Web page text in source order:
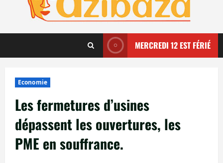
MERCREDI 12 EST FÉRIÉ
Economie
Les fermetures d’usines
dépassent les ouvertures, les
PME en souffrance.